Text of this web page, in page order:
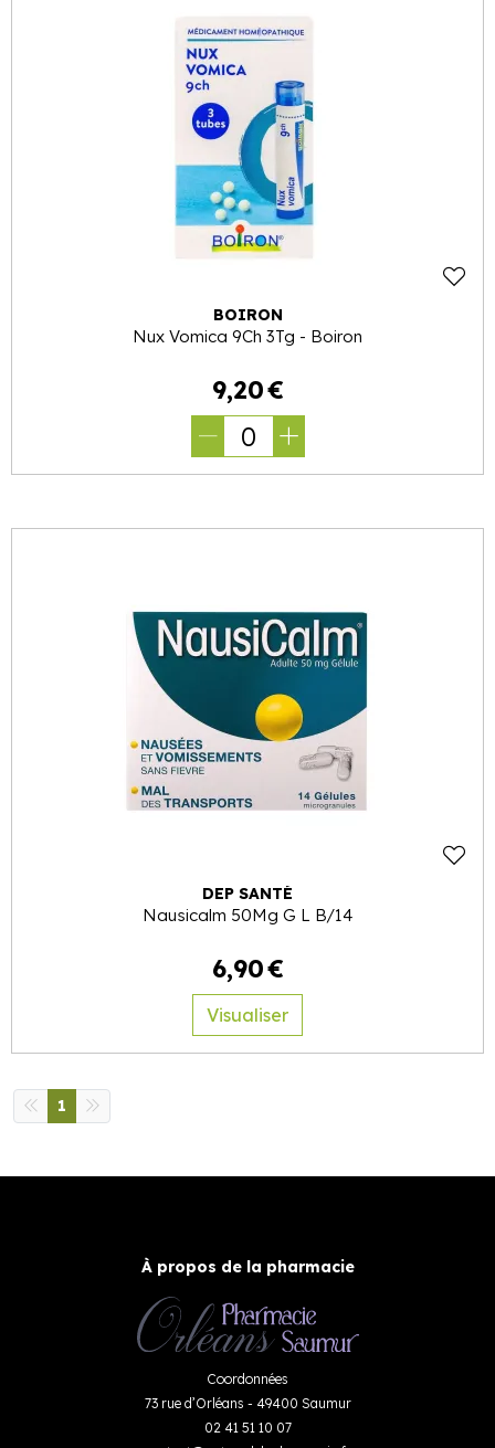
BOIRON
Nux Vomica 9Ch 3Tg - Boiron
9,20€
0
DEP SANTÉ
Nausicalm 50Mg G L B/14
6,90€
Visualiser
1
À propos de la pharmacie
Coordonnées
73 rue d’Orléans - 49400 Saumur
02 41 51 10 07